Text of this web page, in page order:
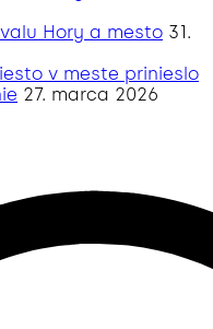
Hory a mesto 31.
v meste prinieslo
27. marca 2026